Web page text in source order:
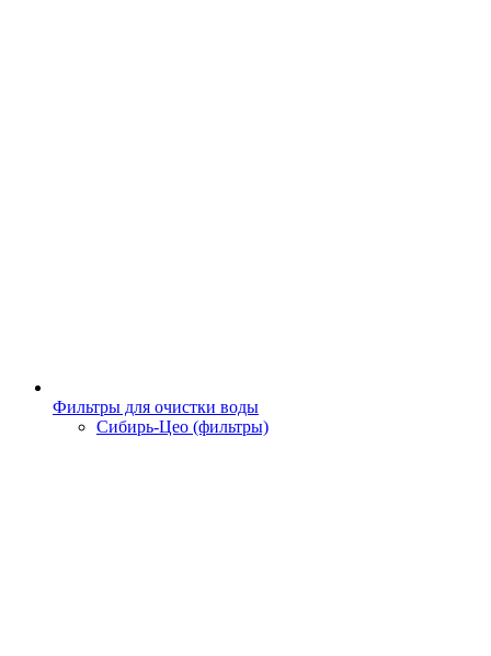
Фильтры для очистки воды
Сибирь-Цео (фильтры)